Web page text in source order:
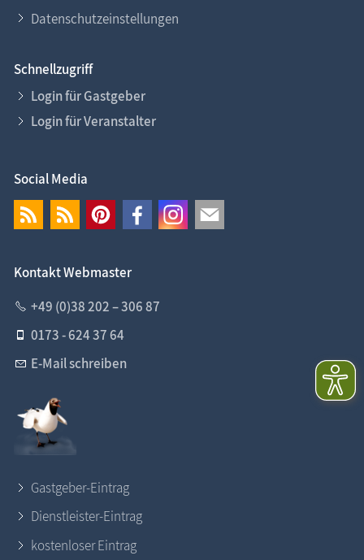
Datenschutzeinstellungen
Schnellzugriff
Login für Gastgeber
Login für Veranstalter
Social Media
Kontakt Webmaster
+49 (0)38 202 – 306 87
0173 - 624 37 64
E-Mail schreiben
Gastgeber-Eintrag
Dienstleister-Eintrag
kostenloser Eintrag